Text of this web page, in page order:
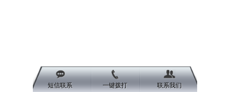
短信联系 一键拨打 联系我们